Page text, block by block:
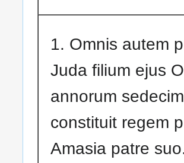
1. Omnis autem
Juda filium ejus
annorum
constituit regem
Amasia patre